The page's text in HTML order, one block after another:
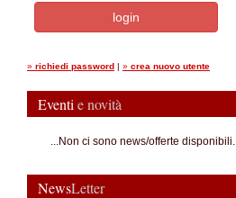
» richiedi password | » crea nuovo utente
Eventi e novità
...Non ci sono news/offerte disponibili.
NewsLetter